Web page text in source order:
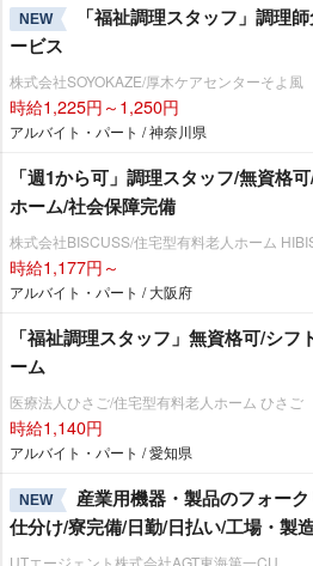
NEW
「福祉調理スタッフ」調理
ービス
株式会社SOYOKAZE/厚木ケアセンターそよ風
時給1,225円～1,250円
アルバイト・パート / 神奈川県
「週1から可」調理スタッフ/無資格
ホーム/社会保障完備
株式会社BISCUSS/住宅型有料老人ホーム
時給1,177円～
アルバイト・パート / 大阪府
「福祉調理スタッフ」無資格可/シ
ーム
医療法人ひさご/住宅型有料老人ホーム ひさご
時給1,140円
アルバイト・パート / 愛知県
NEW
産業用機器・製品のフォー
仕分け/寮完備/日勤/日払い/工場・製
UTエージェント株式会社AGT東海第一CU